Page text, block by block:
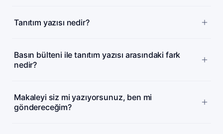
Tanıtım yazısı nedir?
Basın bülteni ile tanıtım yazısı arasındaki fark
nedir?
Makaleyi siz mi yazıyorsunuz, ben mi
göndereceğim?